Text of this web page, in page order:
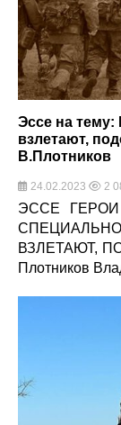
Эссе на тему:
взлетают,
В.Плотников
24.02.2023 2
ЭССЕ
ВЗЛЕТАЮТ,
Плотников